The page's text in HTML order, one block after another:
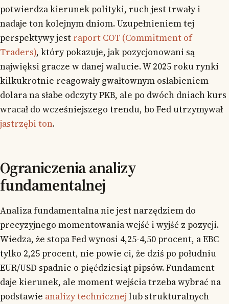
potwierdza kierunek polityki, ruch jest trwały i
nadaje ton kolejnym dniom. Uzupełnieniem tej
perspektywy jest raport COT (Commitment of
Traders), który pokazuje, jak pozycjonowani są
najwięksi gracze w danej walucie. W 2025 roku rynki
kilkukrotnie reagowały gwałtownym osłabieniem
dolara na słabe odczyty PKB, ale po dwóch dniach kurs
wracał do wcześniejszego trendu, bo Fed utrzymywał
jastrzębi ton.
Ograniczenia analizy
fundamentalnej
Analiza fundamentalna nie jest narzędziem do
precyzyjnego momentowania wejść i wyjść z pozycji.
Wiedza, że stopa Fed wynosi 4,25-4,50 procent, a EBC
tylko 2,25 procent, nie powie ci, że dziś po południu
EUR/USD spadnie o pięćdziesiąt pipsów. Fundament
daje kierunek, ale moment wejścia trzeba wybrać na
podstawie analizy technicznej lub strukturalnych